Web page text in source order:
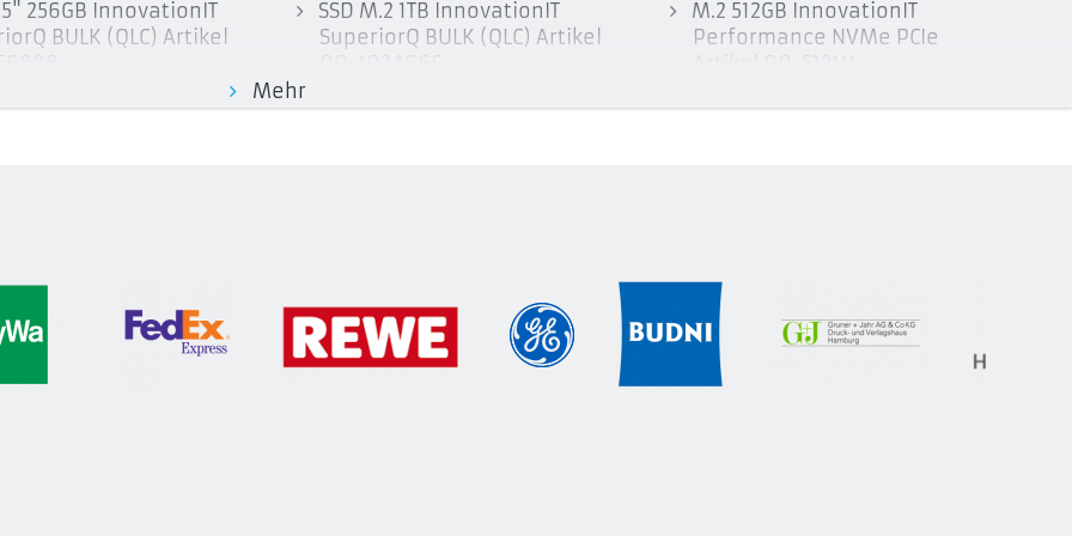
256GB InnovationIT
BULK (QLC) Artikel
SSD M.2 1TB InnovationIT
SuperiorQ BULK (QLC) Artikel
M.2 512GB InnovationIT
Performance NVMe PCIe
Mehr